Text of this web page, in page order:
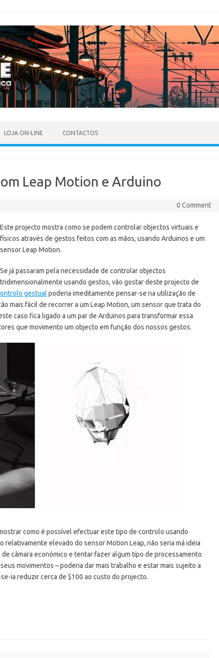
LOJA ON-LINE CONTACTOS
Leap Motion e Arduino
0 Comment
Este projecto mostra como se podem controlar objectos virtuais e
físicos através de gestos feitos com as mãos, usando Arduinos e um
sensor Leap Motion.
Se já passaram pela necessidade de controlar objectos
tridimensionalmente usando gestos, vão gostar deste projecto de
gestual poderia imeditamente pensar-se na utilização de
mais fácil de recorrer a um Leap Motion, um sensor que trata do
caso fica ligado a um par de Arduinos para transformar essa
que movimento um objecto em função dos nossos gestos.
como é possível efectuar este tipo de controlo usando
relativamente elevado do sensor Motion Leap, não seria má ideia
câmara económico e tentar fazer algum tipo de processamento
movimentos – poderia dar mais trabalho e estar mais sujeito a
ia reduzir cerca de $100 ao custo do projecto.